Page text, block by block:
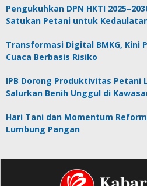
Pengukuhkan DPN HKTI
Satukan Petani untuk
Transformasi Digital BMKG, Kini
Cuaca Berbasis Risiko
IPB Dorong Produktivitas Petani
Salurkan Benih Unggul di
Hari Tani dan Momentum
Lumbung Pangan